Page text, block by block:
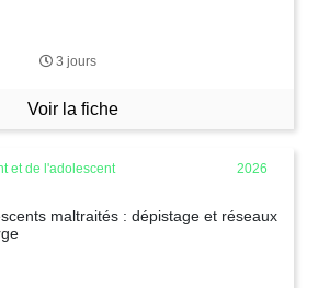
3 jours
Voir la fiche
et de l'adolescent 2026
maltraités : dépistage et réseaux